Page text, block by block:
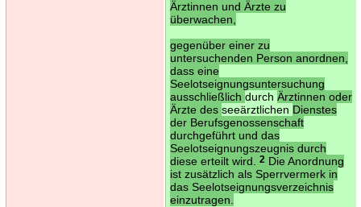
Ärztinnen und Ärzte zu
überwachen,
gegenüber einer zu
untersuchenden Person anordnen,
dass eine
Seelotseignungsuntersuchung
ausschließlich durch Ärztinnen oder
Ärzte des seeärztlichen Dienstes
der Berufsgenossenschaft
durchgeführt und das
Seelotseignungszeugnis durch
diese erteilt wird.
2Die Anordnung
ist zusätzlich als Sperrvermerk in
das Seelotseignungsverzeichnis
einzutragen.